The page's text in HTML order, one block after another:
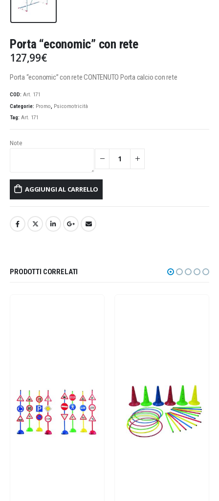
Porta “economic” con rete
127,99€
Porta “economic” con rete CONTENUTO Porta calcio con rete
COD: Art. 171
Categorie: Promo
Psicomotricità
Tag: Art. 171
Note
AGGIUNGI AL CARRELLO
PRODOTTI CORRELATI